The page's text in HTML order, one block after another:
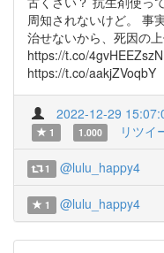
周知されないけど。 事
治せないから、死因の上
https://t.co/
https://t.co/aakjZVoqbY
2022-12-29
1
1.000 リツイ
1 @lulu_happy4
1 @lulu_happy4